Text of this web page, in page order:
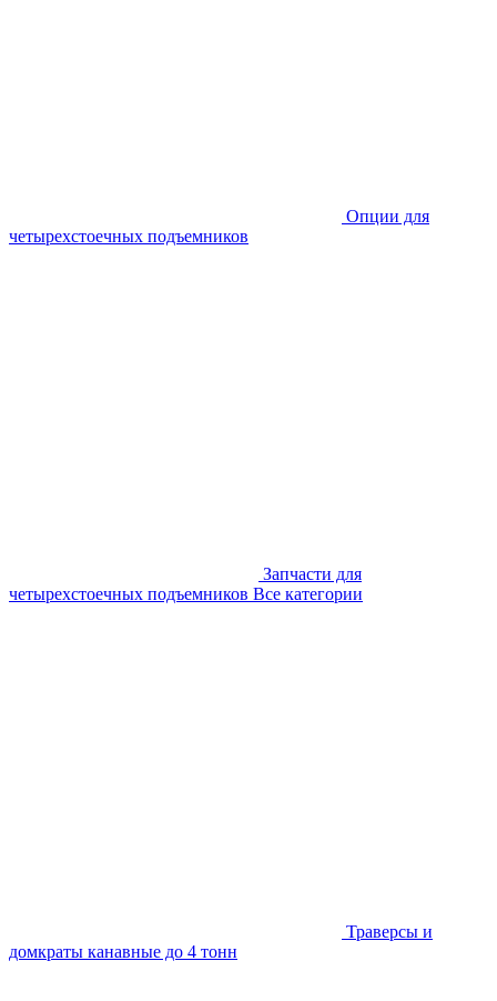
Опции для
четырехстоечных подъемников
Запчасти для
четырехстоечных подъемников Все категории
Траверсы и
домкраты канавные до 4 тонн